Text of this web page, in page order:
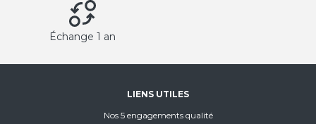
Échange 1 an
LIENS UTILES
Nos 5 engagements qualité